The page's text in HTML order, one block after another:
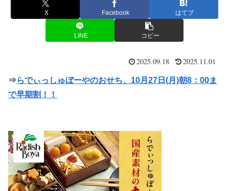
X Facebook はてブ
LINE コピー
2025.09.18 2025.11.01
⇒らでぃっしゅぼーやのおせち、10月27日(月)朝8：00ま
で早期割！！